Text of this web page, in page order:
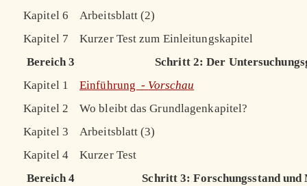
Kapitel 6
Arbeitsblatt (2)
Kapitel 7
Kurzer Test zum Einleitungskapitel
Bereich 3
Schritt 2: Der
Kapitel 1
Einführung - Vorschau
Kapitel 2
Wo bleibt das Grundlagenkapitel?
Kapitel 3
Arbeitsblatt (3)
Kapitel 4
Kurzer Test
Bereich 4
Schritt 3: Forschungsstand und